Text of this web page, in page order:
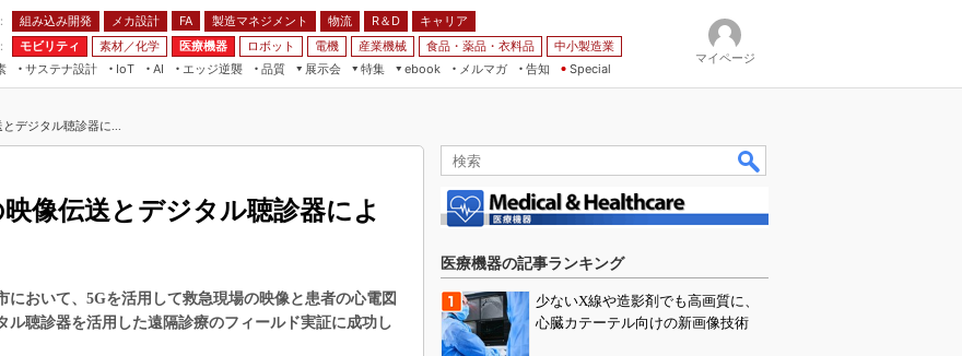
組み込み開発 メカ設計 FA 製造マネジメント 物流 R＆D
キャリア
モビリティ 素材／化学 医療機器 ロボット 電機 産業機械 食品・薬品・衣料品
中小製造業
サステナ設計
IoT
AI
エッジ逆襲 品質
展示会
JIMTOF
IIFES
TECHNO-FRONTIER
特集
フィールドサービス
組み込み画像技術
組み込みモデリング
ebook
FA
モビリティ
メルマガ
告知 Special
マイページ
デジタル聴診器に...
像伝送とデジタル聴診器によ
おいて、5Gを活用して救急現場の映像と患者の心電図
ル聴診器を活用した遠隔診療のフィールド実証に成功し
医療機器の記事ランキング
少ないX線や造影剤でも高画質に、
心臓カテーテル向けの新画像技術